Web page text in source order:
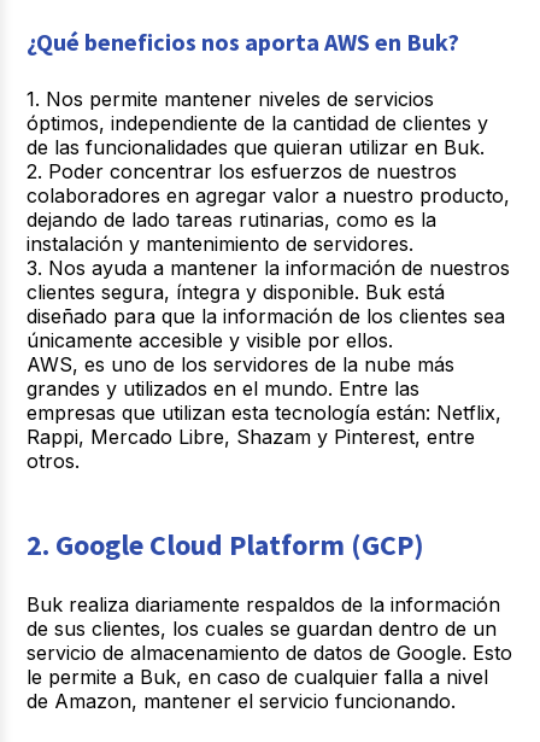
¿Qué beneficios nos aporta AWS en Buk?
1. Nos permite mantener niveles de servicios
óptimos, independiente de la cantidad de clientes y
de las funcionalidades que quieran utilizar en Buk.
2. Poder concentrar los esfuerzos de nuestros
colaboradores en agregar valor a nuestro producto,
dejando de lado tareas rutinarias, como es la
instalación y mantenimiento de servidores.
3. Nos ayuda a mantener la información de nuestros
clientes segura, íntegra y disponible. Buk está
diseñado para que la información de los clientes sea
únicamente accesible y visible por ellos.
AWS, es uno de los servidores de la nube más
grandes y utilizados en el mundo. Entre las
empresas que utilizan esta tecnología están: Netflix,
Rappi, Mercado Libre, Shazam y Pinterest, entre
otros.
2. Google Cloud Platform (GCP)
Buk realiza diariamente respaldos de la información
de sus clientes, los cuales se guardan dentro de un
servicio de almacenamiento de datos de Google. Esto
le permite a Buk, en caso de cualquier falla a nivel
de Amazon, mantener el servicio funcionando.